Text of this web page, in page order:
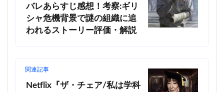
バレあらすじ感想！考察:ギリ
シャ危機背景で謎の組織に追
われるストーリー評価・解説
関連記事
Netflix『ザ・チェア/私は学科